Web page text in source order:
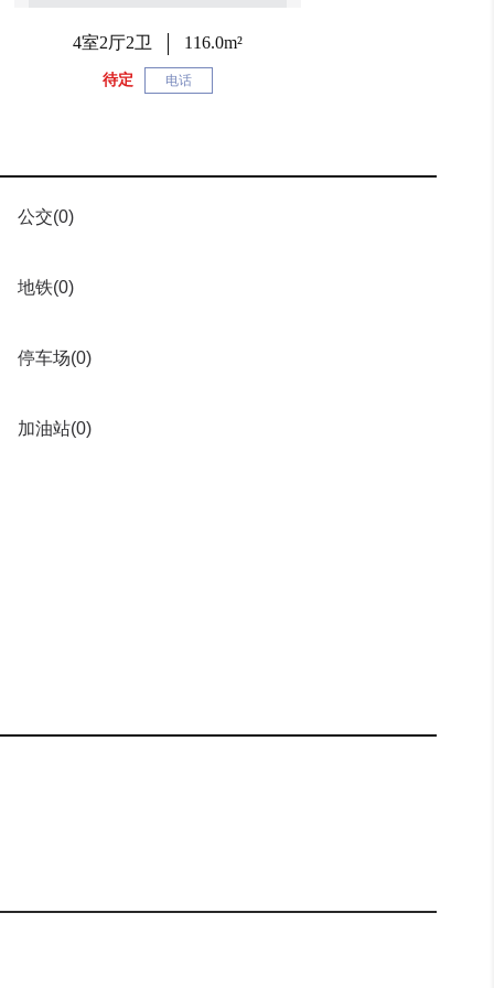
4室2厅2卫 116.0m²
待定 电话
公交(0)
地铁(0)
停车场(0)
加油站(0)